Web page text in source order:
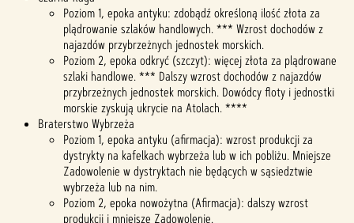
Poziom 1, epoka antyku: zdobądź określoną ilość złota za
plądrowanie szlaków handlowych. *** Wzrost dochodów z
najazdów przybrzeżnych jednostek morskich.
Poziom 2, epoka odkryć (szczyt): więcej złota za plądrowane
szlaki handlowe. *** Dalszy wzrost dochodów z najazdów
przybrzeżnych jednostek morskich. Dowódcy floty i jednostki
morskie zyskują ukrycie na Atolach. ****
Braterstwo Wybrzeża
Poziom 1, epoka antyku (afirmacja): wzrost produkcji za
dystrykty na kafelkach wybrzeża lub w ich pobliżu. Mniejsze
Zadowolenie w dystryktach nie będących w sąsiedztwie
wybrzeża lub na nim.
Poziom 2, epoka nowożytna (Afirmacja): dalszy wzrost
produkcji i mniejsze Zadowolenie.